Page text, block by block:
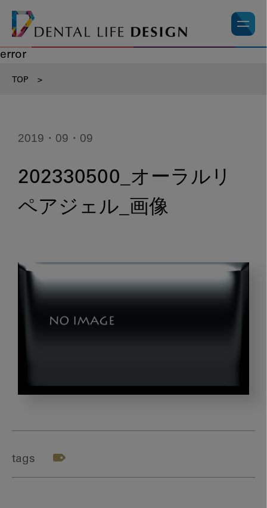
error
TOP >
2019・09・09
202330500_オーラルリ
ペアジェル_画像
ー
ル
リ
tags